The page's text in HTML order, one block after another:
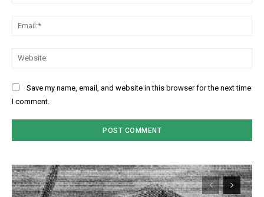
Save my name, email, and website in this browser for the next time
I comment.